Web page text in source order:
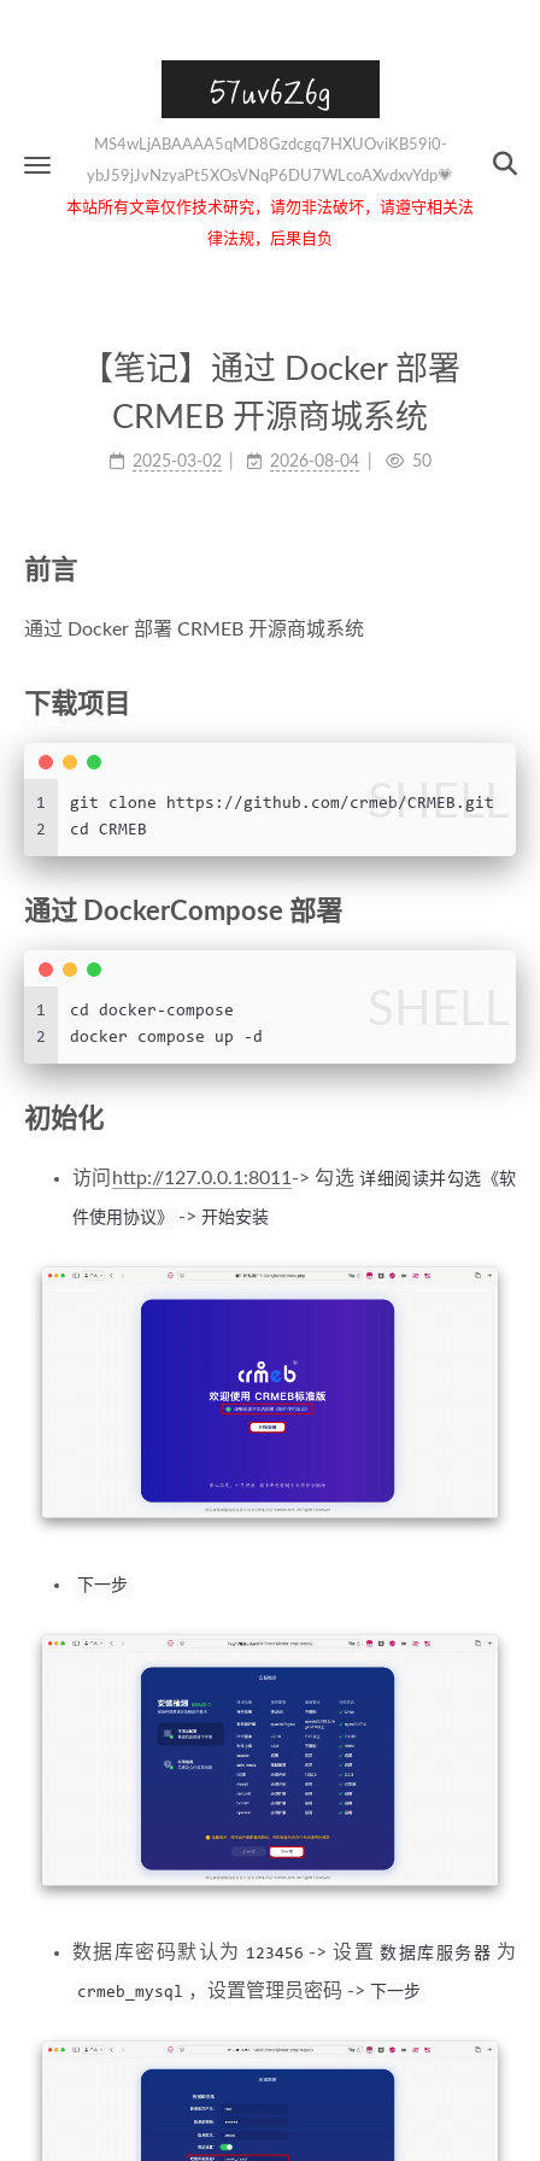
57uv6Z6g
MS4wLjABAAAA5qMD8Gzdcgq7HXUOviKB59i0-
ybJ59jJvNzyaPt5XOsVNqP6DU7WLcoAXvdxvYdp💗
本站所有文章仅作技术研究，请勿非法破坏，请遵守相关法
律法规，后果自负
【笔记】通过 Docker 部署
CRMEB 开源商城系统
2025-03-02 2026-08-04 50
前言
通过 Docker 部署 CRMEB 开源商城系统
下载项目
SHELL
1
2
git clone https://github.com/crmeb/CRMEB.git
cd CRMEB
通过 DockerCompose 部署
1
2
cd docker-compose
docker compose up -d
初始化
访问 http://127.0.0.1:8011 -> 勾选 详细阅读并勾选《软
件使用协议》 -> 开始安装
下一步
数据库密码默认为 123456 -> 设置 数据库服务器 为
crmeb_mysql ，设置管理员密码 -> 下一步